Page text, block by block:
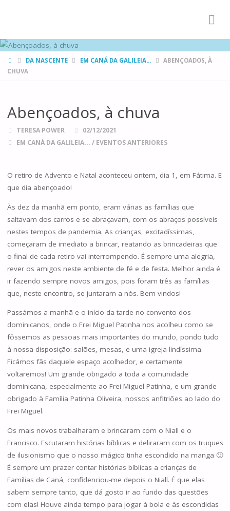
HOMEDA NASCENTE EM CANÁ DA GALILEIA...
ABENÇOADOS, À
CHUVA
Abençoados, à chuva
TERESA POWER
02/12/2021
EM CANÁ DA GALILEIA... / EVENTOS ANTERIORES
O retiro de Advento e Natal aconteceu ontem, dia 1, em Fátima. E
que dia abençoado!
Às dez da manhã em ponto, eram várias as famílias que
saltavam dos carros e se abraçavam, com os abraços possíveis
nestes tempos de pandemia. As crianças, excitadíssimas,
começaram de imediato a brincar, reatando as brincadeiras que
o final de cada retiro vai interrompendo. É sempre uma alegria,
rever os amigos neste ambiente de fé e de festa. Melhor ainda é
ir fazendo sempre novos amigos, pois foram três as famílias
que, neste encontro, se juntaram a nós. Bem vindos!
Passámos a manhã e o início da tarde no convento dos
dominicanos, onde o Frei Miguel Patinha nos acolheu como se
fôssemos as pessoas mais importantes do mundo, pondo tudo
à nossa disposição: salões, mesas, e uma igreja lindíssima.
Ficámos fãs daquele espaço acolhedor, e certamente
voltaremos! Um grande obrigado a toda a comunidade
dominicana, especialmente ao Frei Miguel Patinha, e um grande
obrigado à Família Patinha Oliveira, nossos anfitriões ao lado do
Frei Miguel.
Os mais novos trabalharam e brincaram com o Niall e o
Francisco. Escutaram histórias bíblicas e deliraram com os truques
de ilusionismo que o nosso mágico tinha escondido na manga 🙂
É sempre um prazer contar histórias bíblicas a crianças de
Famílias de Caná, confidenciou-me depois o Niall. É que elas
sabem sempre tanto, que dá gosto ir ao fundo das questões
com elas! Houve ainda tempo para jogar à bola e às escondidas